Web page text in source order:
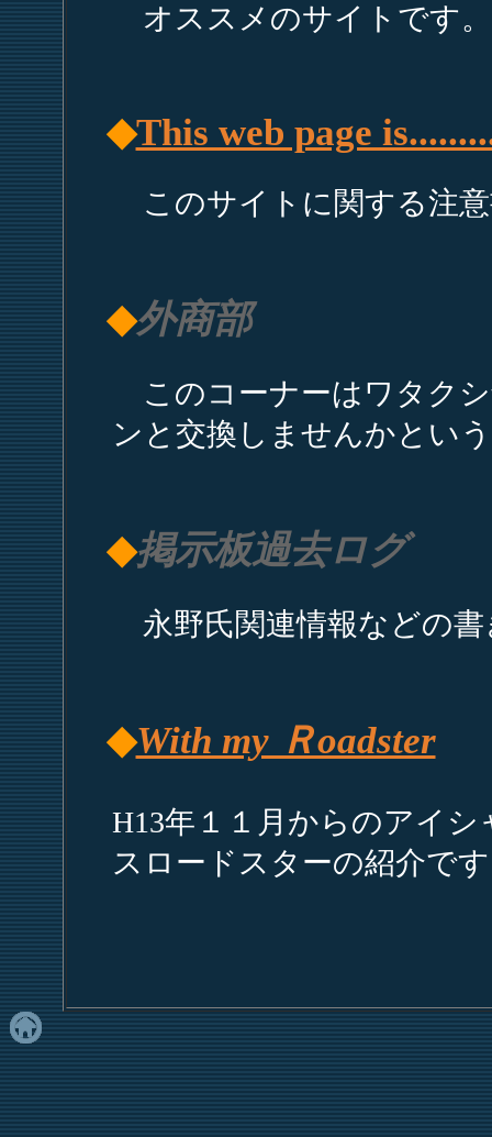
オススメのサイトです
◆This web page
このサイトに関する注
◆外商部
このコーナーはワタクシ
ンと交換しませんかとい
◆掲示板過去ログ
永野氏関連情報などの
◆With my Ｒoadster
H13年１１月からのアイ
スロードスターの紹介で